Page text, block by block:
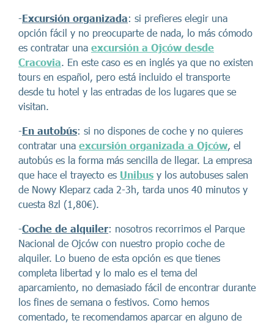
-Excursión organizada: si prefieres elegir una
opción fácil y no preocuparte de nada, lo más cómodo
es contratar una excursión a Ojców desde
Cracovia. En este caso es en inglés ya que no existen
tours en español, pero está incluido el transporte
desde tu hotel y las entradas de los lugares que se
visitan.
-En autobús: si no dispones de coche y no quieres
contratar una excursión organizada a Ojców, el
autobús es la forma más sencilla de llegar. La empresa
que hace el trayecto es Unibus y los autobuses salen
de Nowy Kleparz cada 2-3h, tarda unos 40 minutos y
cuesta 8zl (1,80€).
-Coche de alquiler: nosotros recorrimos el Parque
Nacional de Ojców con nuestro propio coche de
alquiler. Lo bueno de esta opción es que tienes
completa libertad y lo malo es el tema del
aparcamiento, no demasiado fácil de encontrar durante
los fines de semana o festivos. Como hemos
comentado, te recomendamos aparcar en alguno de